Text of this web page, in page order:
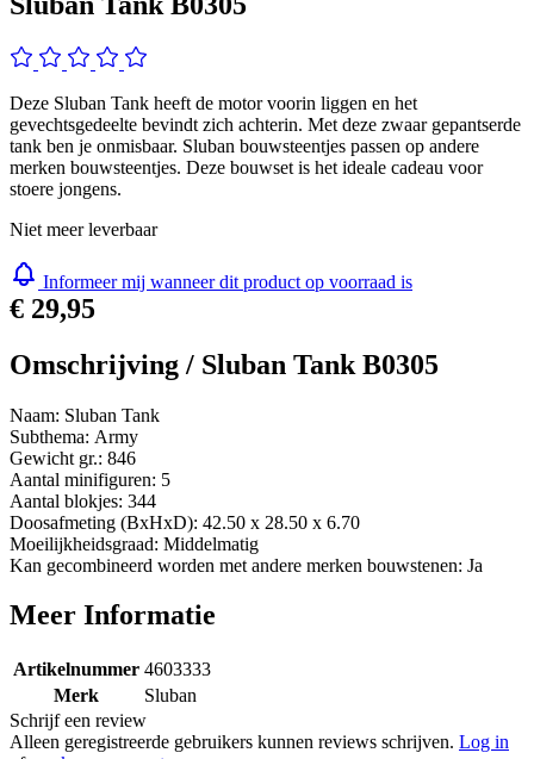
Deze Sluban Tank heeft de motor voorin liggen en het
gevechtsgedeelte bevindt zich achterin. Met deze zwaar gepantserde
tank ben je onmisbaar. Sluban bouwsteentjes passen op andere
merken bouwsteentjes. Deze bouwset is het ideale cadeau voor
stoere jongens.
Niet meer leverbaar
Informeer mij wanneer dit product op voorraad is
€ 29,95
Omschrijving / Sluban Tank B0305
Naam: Sluban Tank
Subthema: Army
Gewicht gr.: 846
Aantal minifiguren: 5
Aantal blokjes: 344
Doosafmeting (BxHxD): 42.50 x 28.50 x 6.70
Moeilijkheidsgraad: Middelmatig
Kan gecombineerd worden met andere merken bouwstenen: Ja
Meer Informatie
Artikelnummer 4603333
Merk
Sluban
Schrijf een review
Alleen geregistreerde gebruikers kunnen reviews schrijven. Log in